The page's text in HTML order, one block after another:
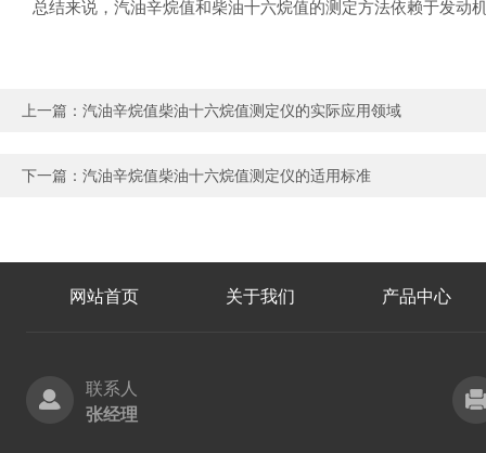
总结来说，汽油辛烷值和柴油十六烷值的测定方法依赖于发
上一篇： 汽油辛烷值柴油十六烷值测定仪的实际应用领域
下一篇： 汽油辛烷值柴油十六烷值测定仪的适用标准
网站首页 关于我们 产品中心
联系人
张经理